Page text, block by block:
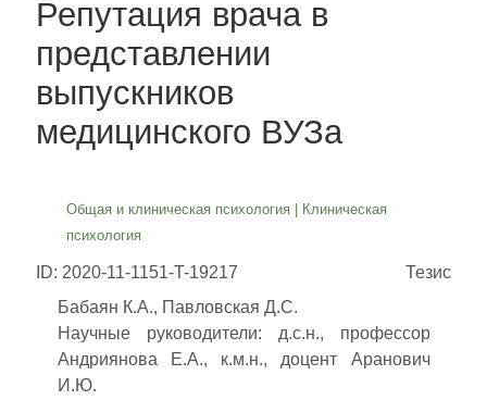
Репутация врача в
представлении
выпускников
медицинского ВУЗа
Общая и клиническая психология
Клиническая
психология
ID: 2020-11-1151-T-19217
Тезис
Бабаян К.А., Павловская Д.С.
Научные руководители: д.с.н., профессор
Андриянова Е.А., к.м.н., доцент Аранович
И.Ю.